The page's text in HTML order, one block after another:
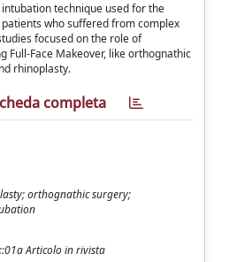
technique used for the
who suffered from complex
focused on the role of
Full-Face Makeover, like orthognathic
rhinoplasty.
completa
orthognathic surgery;
Articolo in rivista